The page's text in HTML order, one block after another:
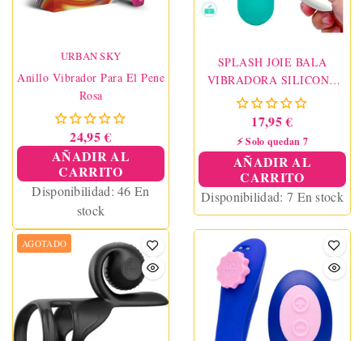
URBAN SKY
Anillo Vibrador Para El Pene
Rosa
24,95 €
AÑADIR AL
CARRITO
Disponibilidad:46 En
stock
SPLASH JOIE BALA
VIBRADORA SILICONA
CONTROL REMOTO 10
VIBRACIONES 75 X 19 CM
VERDE
17,95 €
⚡ Solo quedan 7
AÑADIR AL
CARRITO
Disponibilidad: 7 En stock
AGOTADO